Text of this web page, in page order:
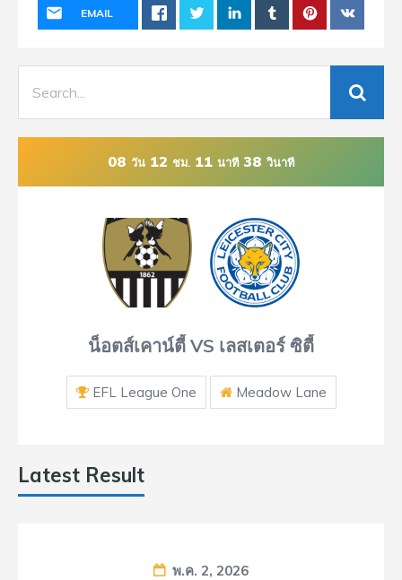
EMAIL
08วัน 12 ชม. 11นาที 37 วินาที
น็อตส์เคาน์ตี้ VS เลสเตอร์ ซิตี้
EFL League One Meadow Lane
Latest Result
พ.ค. 2, 2026